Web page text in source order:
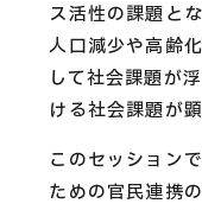
ス活性の課題とな
人口減少や高齢
して社会課題が
ける社会課題が
このセッション
ための官民連携